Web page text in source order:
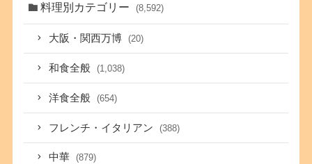
料理別カテゴリー (8,592)
大阪・関西万博 (20)
和食全般 (1,038)
洋食全般 (654)
フレンチ・イタリアン (388)
中華 (879)